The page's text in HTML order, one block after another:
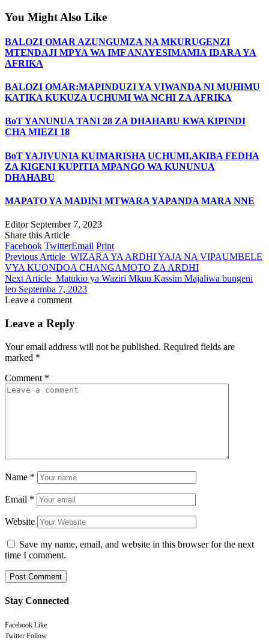
You Might Also Like
BALOZI OMAR AZUNGUMZA NA MKURUGENZI
MTENDAJI MPYA WA IMF ANAYESIMAMIA IDARA YA
AFRIKA
BALOZI OMAR:MAPINDUZI YA VIWANDA NI MUHIMU
KATIKA KUKUZA UCHUMI WA NCHI ZA AFRIKA
BoT YANUNUA TANI 28 ZA DHAHABU KWA KIPINDI
CHA MIEZI 18
BoT YAJIVUNIA KUIMARISHA UCHUMI,AKIBA FEDHA
ZA KIGENI KUPITIA MPANGO WA KUNUNUA
DHAHABU
MAPATO YA MADINI MTWARA YAPANDA MARA NNE
Editor September 7, 2023
Share this Article
Facebook TwitterEmail Print
Previous Article WIZARA YA ARDHI YAJA NA VIPAUMBELE
VYA KUONDOA CHANGAMOTO ZA ARDHI
Next Article Matukio ya Waziri Mkuu Kassim Majaliwa bungeni
leo Septemba 7, 2023
Leave a comment
Leave a Reply
Your email address will not be published. Required fields are
marked *
Comment *
Name *
Email *
Website
Save my name, email, and website in this browser for the next
time I comment.
Stay Connected
Facebook Like
Twitter Follow